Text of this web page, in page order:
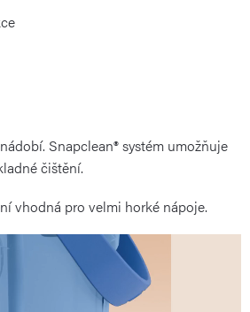
Snapclean® systém umožňuje
čištění.
vhodná pro velmi horké nápoje.